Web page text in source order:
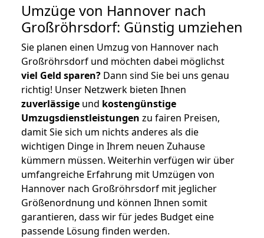
Umzüge von Hannover nach
Großröhrsdorf: Günstig umziehen
Sie planen einen Umzug von Hannover nach
Großröhrsdorf und möchten dabei möglichst
viel Geld sparen? Dann sind Sie bei uns genau
richtig! Unser Netzwerk bieten Ihnen
zuverlässige und kostengünstige
Umzugsdienstleistungen zu fairen Preisen,
damit Sie sich um nichts anderes als die
wichtigen Dinge in Ihrem neuen Zuhause
kümmern müssen. Weiterhin verfügen wir über
umfangreiche Erfahrung mit Umzügen von
Hannover nach Großröhrsdorf mit jeglicher
Größenordnung und können Ihnen somit
garantieren, dass wir für jedes Budget eine
passende Lösung finden werden.